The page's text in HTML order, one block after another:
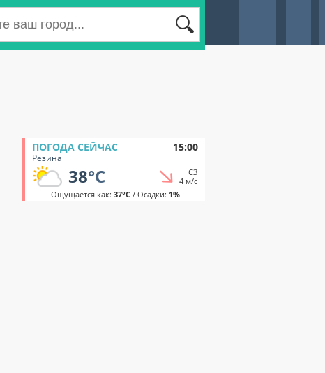
ПОГОДА СЕЙЧАС 15:00
Резина
38°C
СЗ
4 м/с
Ощущается как: 37°C/ Осадки: 1%